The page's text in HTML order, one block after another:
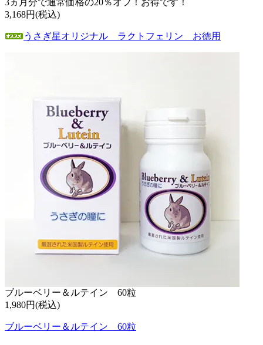
3ヵ月分で通常価格の20％オフ！お得です！
3,168円(税込)
うさぎ星オリジナル ラクトフェリン お徳用
ブルーベリー＆ルテイン 60粒
1,980円(税込)
ブルーベリー＆ルテイン 60粒